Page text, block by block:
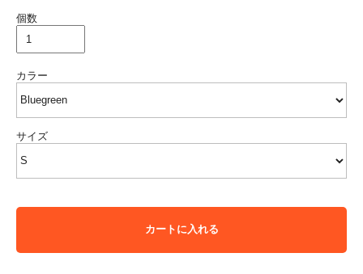
個数
カラー
サイズ
カートに入れる